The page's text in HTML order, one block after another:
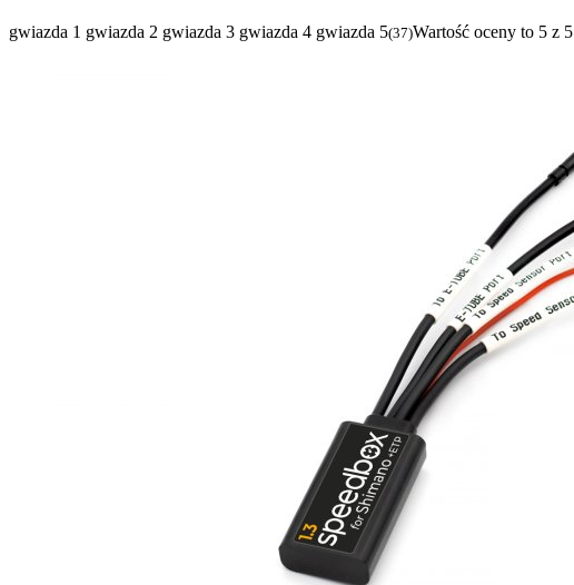
gwiazda 1 gwiazda 2 gwiazda 3 gwiazda 4 gwiazda 5(37)Wartość oceny to 5 z 5